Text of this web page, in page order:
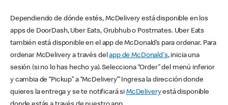
Dependiendo de dónde estés, McDelivery está disponible en los
apps de DoorDash, Uber Eats, Grubhub o Postmates. Uber Eats
también está disponible en el app de McDonald’s para ordenar. Para
ordenar McDelivery a través delapp de McDonald's, inicia una
sesión (si no lo has hecho ya). Selecciona “Order” del menú inferior
y cambia de “Pickup” a “McDelivery’” Ingresa la dirección donde
quieres la entrega y se te notificará si McDeliveryestá disponible